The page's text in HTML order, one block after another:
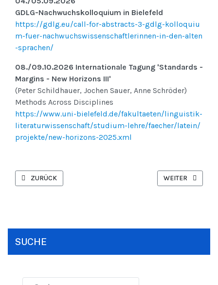
GDLG-Nachwuchskolloquium in Bielefeld
https://gdlg.eu/call-for-abstracts-3-gdlg-kolloquiu
m-fuer-nachwuchswissenschaftlerinnen-in-den-alten
-sprachen/
08./09.10.2026 Internationale Tagung 'Standards -
Margins - New Horizons III'
(Peter Schildhauer, Jochen Sauer, Anne Schröder)
Methods Across Disciplines
https://www.uni-bielefeld.de/fakultaeten/linguistik-
literaturwissenschaft/studium-lehre/faecher/latein/
projekte/new-horizons-2025.xml
VORHERIGER BEITRAG: 4. KÖLNER LATEINTAG AM 28./29. SEPT.
ZURÜCK NÄCHSTER
WEITER
SUCHE